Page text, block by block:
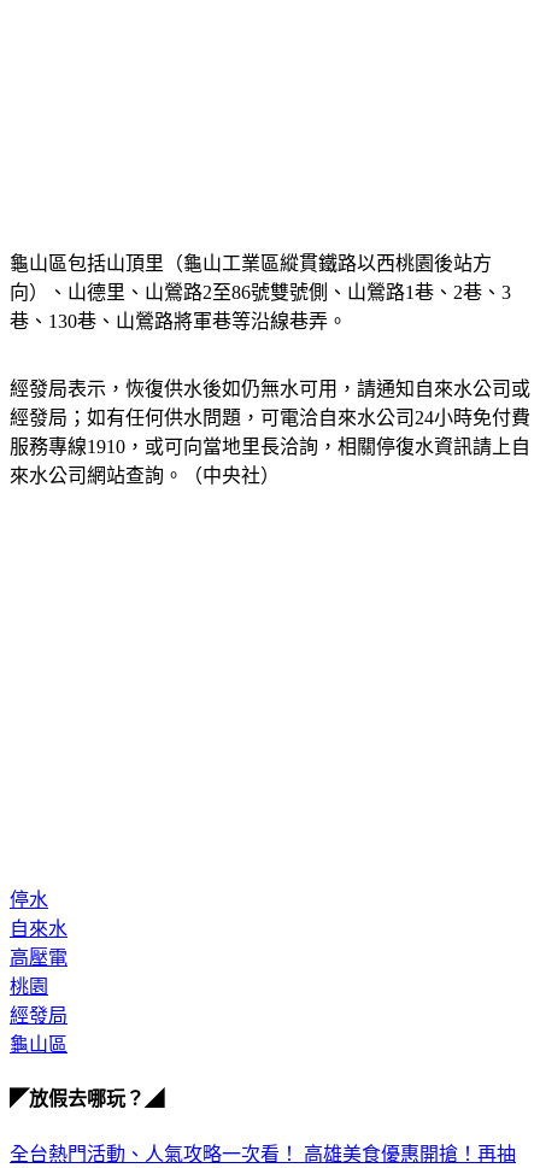
向）、山德里、山鶯路2至86號雙號側、山鶯路1巷、2巷、3
巷、130巷、山鶯路將軍巷等沿線巷弄。
經發局；如有任何供水問題，可電洽自來水公司24小時免付費
服務專線1910，或可向當地里長洽詢，相關停復水資訊請上自
來水公司網站查詢。（中央社）
自來水
高壓電
桃園
經發局
龜山區
萬元住宿券下載食尚玩家APP！免費領取優惠券